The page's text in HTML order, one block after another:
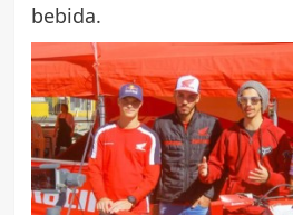
bebida.